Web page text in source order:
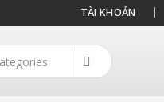
TÀI KHOẢN